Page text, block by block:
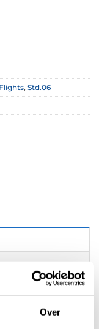
Over
, Std.06
flight- en